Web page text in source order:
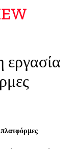
εργασία